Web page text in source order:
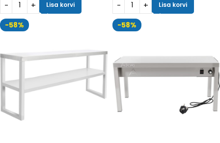
Lisa korvi
Lisa korvi
-58% -58%